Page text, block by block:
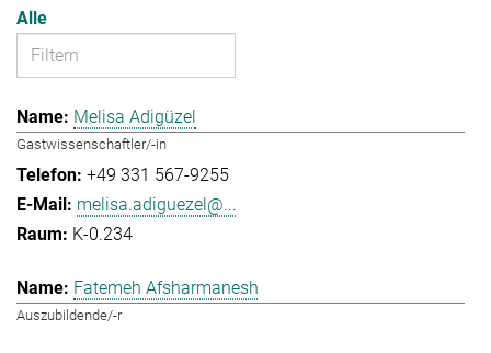
Alle
Melisa Adigüzel
Gastwissenschaftler/-in
+49 331 567-9255
melisa.adiguezel@...
K-0.234
Fatemeh Afsharmanesh
Auszubildende/-r